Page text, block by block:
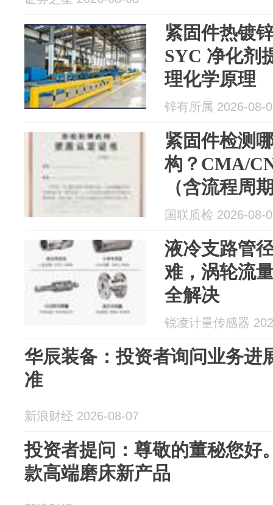
紧固件热镀
SYC 净化剂
理化学原理
锌有所属 2026-08-
紧固件检测
构？CMA/
（含流程周
国联质检 2026-08-
液冷支路管
难，涡轮流
全解决
锐凌计量传感器
华辰装备：投资者询问业务进
准
新浪财经 2026-08-07
投资者提问：尊敬的董秘您好
款高端磨床新产品